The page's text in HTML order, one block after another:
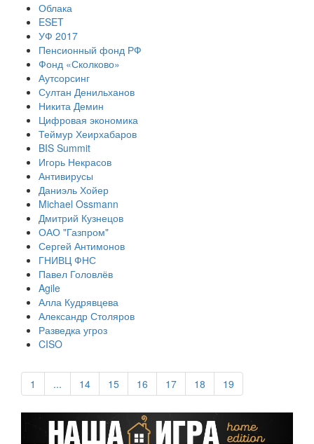
Облака
ESET
УФ 2017
Пенсионный фонд РФ
Фонд «Сколково»
Аутсорсинг
Султан Денильханов
Никита Демин
Цифровая экономика
Теймур Хеирхабаров
BIS Summit
Игорь Некрасов
Антивирусы
Даниэль Хойер
Michael Ossmann
Дмитрий Кузнецов
ОАО "Газпром"
Сергей Антимонов
ГНИВЦ ФНС
Павел Головлёв
Agile
Алла Кудрявцева
Александр Столяров
Разведка угроз
CISO
1 ... 14 15 16 17 18 19